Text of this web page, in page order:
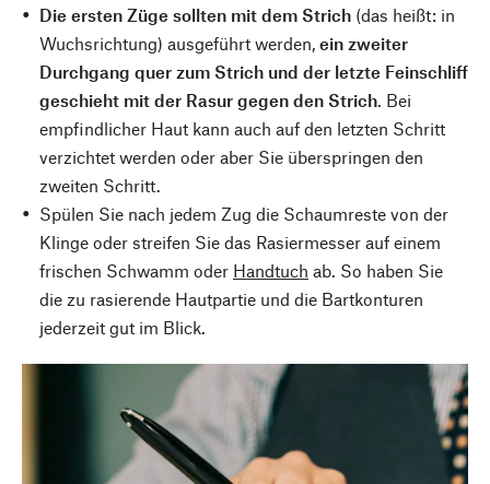
Die ersten Züge sollten mit dem Strich (das heißt: in
Wuchsrichtung) ausgeführt werden, ein zweiter
Durchgang quer zum Strich und der letzte Feinschliff
geschieht mit der Rasur gegen den Strich . Bei
empfindlicher Haut kann auch auf den letzten Schritt
verzichtet werden oder aber Sie überspringen den
zweiten Schritt.
Spülen Sie nach jedem Zug die Schaumreste von der
Klinge oder streifen Sie das Rasiermesser auf einem
frischen Schwamm oder Handtuch ab. So haben Sie
die zu rasierende Hautpartie und die Bartkonturen
jederzeit gut im Blick.